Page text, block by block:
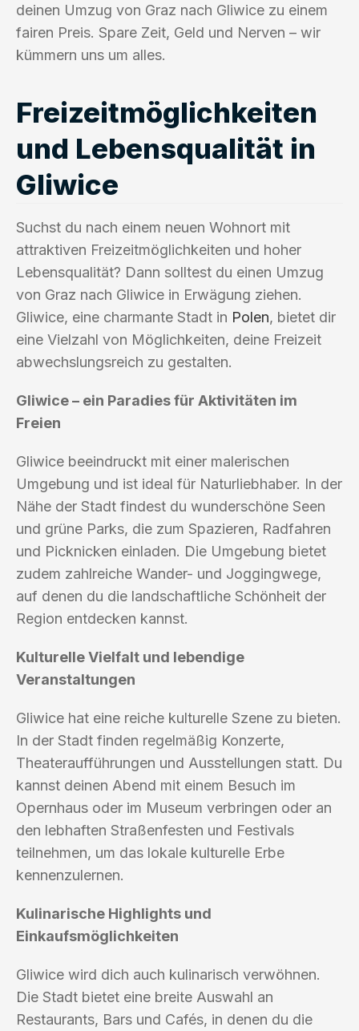
deinen Umzug von Graz nach Gliwice zu einem
fairen Preis. Spare Zeit, Geld und Nerven – wir
kümmern uns um alles.
Freizeitmöglichkeiten
und Lebensqualität in
Gliwice
Suchst du nach einem neuen Wohnort mit
attraktiven Freizeitmöglichkeiten und hoher
Lebensqualität? Dann solltest du einen Umzug
von Graz nach Gliwice in Erwägung ziehen.
Gliwice, eine charmante Stadt in Polen, bietet dir
eine Vielzahl von Möglichkeiten, deine Freizeit
abwechslungsreich zu gestalten.
Gliwice – ein Paradies für Aktivitäten im
Freien
Gliwice beeindruckt mit einer malerischen
Umgebung und ist ideal für Naturliebhaber. In der
Nähe der Stadt findest du wunderschöne Seen
und grüne Parks, die zum Spazieren, Radfahren
und Picknicken einladen. Die Umgebung bietet
zudem zahlreiche Wander- und Joggingwege,
auf denen du die landschaftliche Schönheit der
Region entdecken kannst.
Kulturelle Vielfalt und lebendige
Veranstaltungen
Gliwice hat eine reiche kulturelle Szene zu bieten.
In der Stadt finden regelmäßig Konzerte,
Theateraufführungen und Ausstellungen statt. Du
kannst deinen Abend mit einem Besuch im
Opernhaus oder im Museum verbringen oder an
den lebhaften Straßenfesten und Festivals
teilnehmen, um das lokale kulturelle Erbe
kennenzulernen.
Kulinarische Highlights und
Einkaufsmöglichkeiten
Gliwice wird dich auch kulinarisch verwöhnen.
Die Stadt bietet eine breite Auswahl an
Restaurants, Bars und Cafés, in denen du die